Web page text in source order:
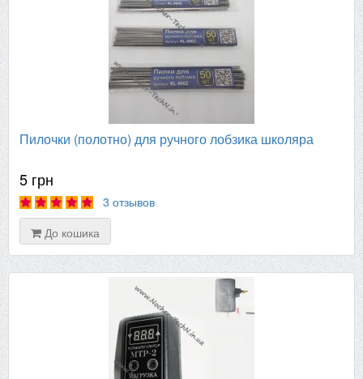
Пилочки (полотно) для ручного лобзика школяра
5 грн
3 отзывов
До кошика